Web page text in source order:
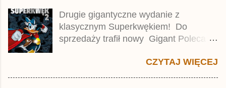
t
a
r
z
Drugie gigantyczne wydanie z
klasycznym Superkwękiem! Do
sprzedaży trafił nowy Gigant Poleca
Jest to kolejny 624-stronicowy tom z
CZYTAJ WIĘCEJ